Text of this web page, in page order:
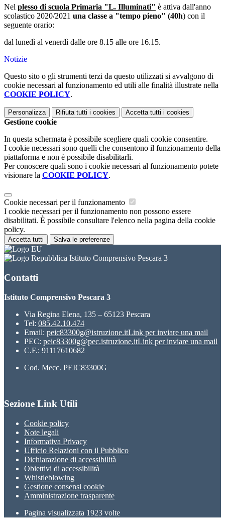
Nel plesso di scuola Primaria "L. Illuminati" è attiva dall'anno
scolastico 2020/2021 una classe a "tempo pieno" (40h) con il
seguente orario:
dal lunedì al venerdì dalle ore 8.15 alle ore 16.15.
Notizie
Questo sito o gli strumenti terzi da questo utilizzati si avvalgono di
cookie necessari al funzionamento ed utili alle finalità illustrate nella
COOKIE POLICY.
Personalizza Rifiuta tutti i cookies Accetta tutti i cookies
Gestione cookie
In questa schermata è possibile scegliere quali cookie consentire.
I cookie necessari sono quelli che consentono il funzionamento della
piattaforma e non è possibile disabilitarli.
Per conoscere quali sono i cookie necessari al funzionamento potete
visionare la COOKIE POLICY.
Cookie necessari per il funzionamento
I cookie necessari per il funzionamento non possono essere
disabilitati. È possibile consultare l'elenco nella pagina della cookie
policy.
Accetta tutti Salva le preferenze
Istituto Comprensivo Pescara 3
Contatti
Istituto Comprensivo Pescara 3
Via Regina Elena, 135 – 65123 Pescara
Tel: 085.42.10.474
Email: peic83300g@istruzione.itLink per inviare una mail
PEC: peic83300g@pec.istruzione.itLink per inviare una mail
C.F.: 91117610682
Cod. Mecc. PEIC83300G
Sezione Link Utili
Cookie policy
Note legali
Informativa Privacy
Ufficio Relazioni con il Pubblico
Dichiarazione di accessibilità
Obiettivi di accessibilità
Whistleblowing
Gestione consensi cookie
Amministrazione trasparente
Pagina visualizzata 1923 volte